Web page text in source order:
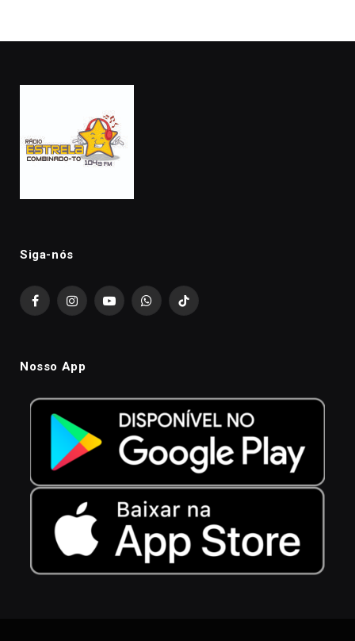
Siga-nós
FacebookInstagramYouTubeWhatsAppTikTok
Nosso App